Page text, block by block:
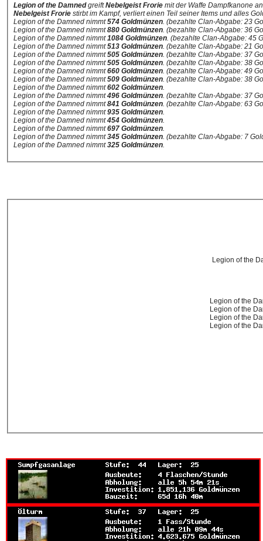
Legion of the DamnedgreiftNebelgeist Frorie mit der Waffe Dampfkanone an
Nebelgeist Frorie stirbt im Kampf, verliert einen Teil seiner Items und alles
Legion of the Damned nimmt574 Goldmünzen. (bezahlte Clan-Abgabe: 23
Legion of the Damned nimmt880 Goldmünzen. (bezahlte Clan-Abgabe: 36
Legion of the Damned nimmt1084 Goldmünzen. (bezahlte Clan-Abgabe: 45
Legion of the Damned nimmt513 Goldmünzen. (bezahlte Clan-Abgabe: 21
Legion of the Damned nimmt505 Goldmünzen. (bezahlte Clan-Abgabe: 37
Legion of the Damned nimmt505 Goldmünzen. (bezahlte Clan-Abgabe: 38
Legion of the Damned nimmt660 Goldmünzen. (bezahlte Clan-Abgabe: 49
Legion of the Damned nimmt509 Goldmünzen. (bezahlte Clan-Abgabe: 38
Legion of the Damned nimmt602 Goldmünzen.
Legion of the Damned nimmt496 Goldmünzen. (bezahlte Clan-Abgabe: 37
Legion of the Damned nimmt841 Goldmünzen. (bezahlte Clan-Abgabe: 63
Legion of the Damned nimmt935 Goldmünzen.
Legion of the Damned nimmt454 Goldmünzen.
Legion of the Damned nimmt697 Goldmünzen.
Legion of the Damned nimmt345 Goldmünzen. (bezahlte Clan-Abgabe: 7
Legion of the Damned nimmt325 Goldmünzen.
Legion of the
Legion of the
Legion of the
Legion of the
Legion of the